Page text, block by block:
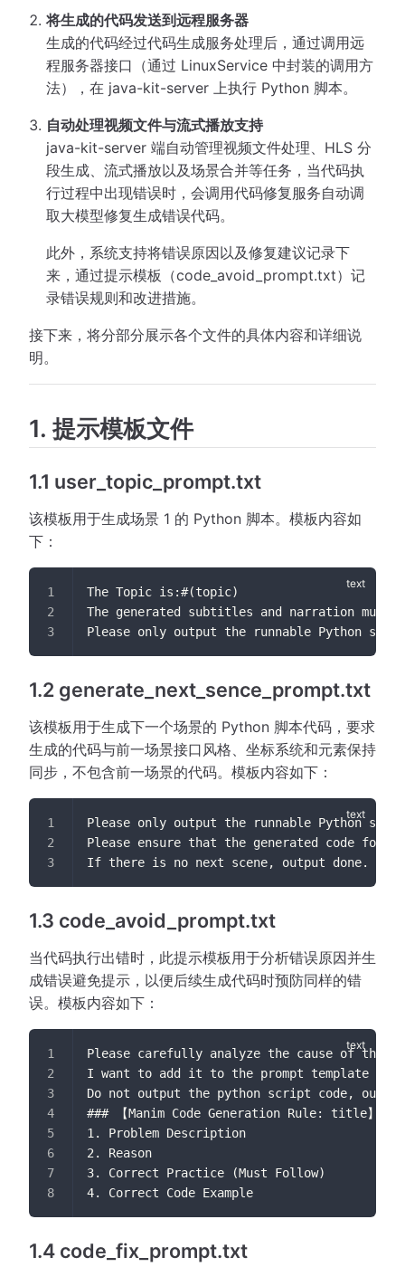
将生成的代码发送到远程服务器
生成的代码经过代码生成服务处理后，通过调用远
程服务器接口（通过 LinuxService 中封装的调用方
法），在 java-kit-server 上执行 Python 脚本。
自动处理视频文件与流式播放支持
java-kit-server 端自动管理视频文件处理、HLS 分
段生成、流式播放以及场景合并等任务，当代码执
行过程中出现错误时，会调用代码修复服务自动调
取大模型修复生成错误代码。
此外，系统支持将错误原因以及修复建议记录下
来，通过提示模板（code_avoid_prompt.txt）记
录错误规则和改进措施。
接下来，将分部分展示各个文件的具体内容和详细说
明。
1. 提示模板文件
1.1 user_topic_prompt.txt
该模板用于生成场景 1 的 Python 脚本。模板内容如
下：
The Topic is:#(topic)
The generated subtitles and narration must
Please only output the runnable Python
1.2 generate_next_sence_prompt.txt
该模板用于生成下一个场景的 Python 脚本代码，要求
生成的代码与前一场景接口风格、坐标系统和元素保持
同步，不包含前一场景的代码。模板内容如下：
Please only output the runnable Python
Please ensure that the generated code for
If there is no next scene, output done.
1.3 code_avoid_prompt.txt
当代码执行出错时，此提示模板用于分析错误原因并生
成错误避免提示，以便后续生成代码时预防同样的错
误。模板内容如下：
Please carefully analyze the cause of this
I want to add it to the prompt template of
Do not output the python script code,
### 【Manim Code Generation Rule: title】
1. Problem Description
2. Reason
3. Correct Practice (Must Follow)
4. Correct Code Example
1.4 code_fix_prompt.txt